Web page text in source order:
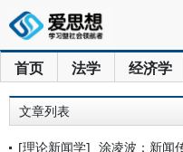
首页 法学 经济学
文章列表
[理论新闻学] 涂凌波：新闻